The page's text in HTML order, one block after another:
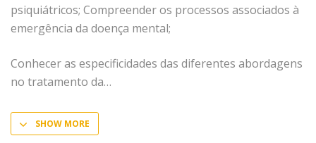
psiquiátricos; Compreender os processos associados à
emergência da doença mental;
Conhecer as especificidades das diferentes abordagens
no tratamento da
SHOW MORE